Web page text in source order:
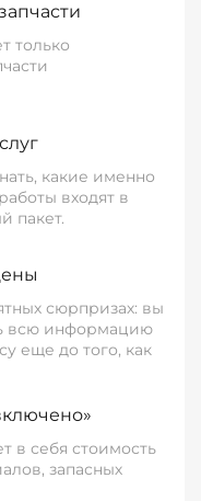
только
какие именно
входят в
пакет.
сюрпризах: вы
всю информацию
еще до того, как
в себя стоимость
запасных